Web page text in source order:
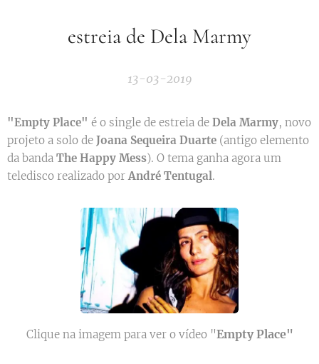
estreia de Dela Marmy
13-03-2019
"Empty Place" é o single de estreia de Dela Marmy, novo
projeto a solo de Joana Sequeira Duarte (antigo elemento
da banda The Happy Mess). O tema ganha agora um
teledisco realizado porAndré Tentugal.
Clique na imagem para ver o vídeo "Empty Place"